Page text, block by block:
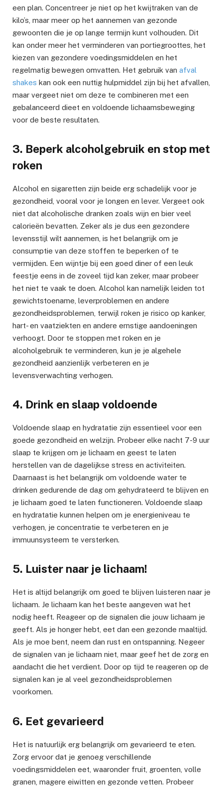
een plan. Concentreer je niet op het kwijtraken van de
kilo’s, maar meer op het aannemen van gezonde
gewoonten die je op lange termijn kunt volhouden. Dit
kan onder meer het verminderen van portiegroottes, het
kiezen van gezondere voedingsmiddelen en het
regelmatig bewegen omvatten. Het gebruik van afval
shakes kan ook een nuttig hulpmiddel zijn bij het afvallen,
maar vergeet niet om deze te combineren met een
gebalanceerd dieet en voldoende lichaamsbeweging
voor de beste resultaten.
3. Beperk alcoholgebruik en stop met
roken
Alcohol en sigaretten zijn beide erg schadelijk voor je
gezondheid, vooral voor je longen en lever. Vergeet ook
niet dat alcoholische dranken zoals wijn en bier veel
calorieën bevatten. Zeker als je dus een gezondere
levensstijl wilt aannemen, is het belangrijk om je
consumptie van deze stoffen te beperken of te
vermijden. Een wijntje bij een goed diner of een leuk
feestje eens in de zoveel tijd kan zeker, maar probeer
het niet te vaak te doen. Alcohol kan namelijk leiden tot
gewichtstoename, leverproblemen en andere
gezondheidsproblemen, terwijl roken je risico op kanker,
hart- en vaatziekten en andere ernstige aandoeningen
verhoogt. Door te stoppen met roken en je
alcoholgebruik te verminderen, kun je je algehele
gezondheid aanzienlijk verbeteren en je
levensverwachting verhogen.
4. Drink en slaap voldoende
Voldoende slaap en hydratatie zijn essentieel voor een
goede gezondheid en welzijn. Probeer elke nacht 7-9 uur
slaap te krijgen om je lichaam en geest te laten
herstellen van de dagelijkse stress en activiteiten.
Daarnaast is het belangrijk om voldoende water te
drinken gedurende de dag om gehydrateerd te blijven en
je lichaam goed te laten functioneren. Voldoende slaap
en hydratatie kunnen helpen om je energieniveau te
verhogen, je concentratie te verbeteren en je
immuunsysteem te versterken.
5. Luister naar je lichaam!
Het is altijd belangrijk om goed te blijven luisteren naar je
lichaam. Je lichaam kan het beste aangeven wat het
nodig heeft. Reageer op de signalen die jouw lichaam je
geeft. Als je honger hebt, eet dan een gezonde maaltijd.
Als je moe bent, neem dan rust en ontspanning. Negeer
de signalen van je lichaam niet, maar geef het de zorg en
aandacht die het verdient. Door op tijd te reageren op de
signalen kan je al veel gezondheidsproblemen
voorkomen.
6. Eet gevarieerd
Het is natuurlijk erg belangrijk om gevarieerd te eten.
Zorg ervoor dat je genoeg verschillende
voedingsmiddelen eet, waaronder fruit, groenten, volle
granen, magere eiwitten en gezonde vetten. Probeer